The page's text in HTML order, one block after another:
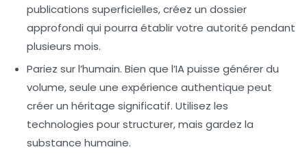
publications superficielles, créez un dossier
approfondi qui pourra établir votre autorité pendant
plusieurs mois.
Pariez sur l’humain. Bien que l’IA puisse générer du
volume, seule une expérience authentique peut
créer un héritage significatif. Utilisez les
technologies pour structurer, mais gardez la
substance humaine.